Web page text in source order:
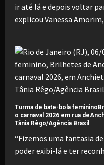
ir até lá e depois voltar
explicou Vanessa
Turma de bate-bola
o carnaval 2026 em rua
Tânia Rêgo/Agência Brasil
“Fizemos uma fantasia
poder exibi-lá e ter